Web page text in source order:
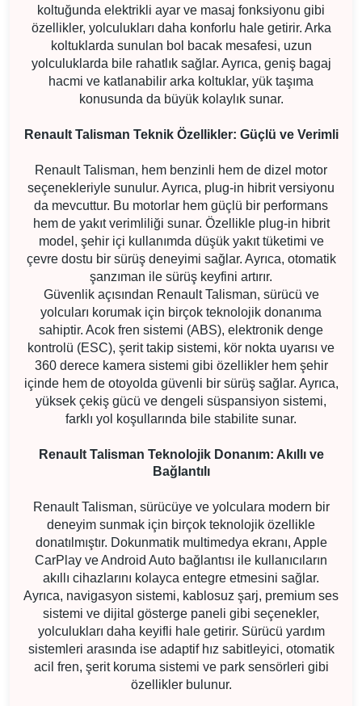
koltuğunda elektrikli ayar ve masaj fonksiyonu gibi
özellikler, yolculukları daha konforlu hale getirir. Arka
koltuklarda sunulan bol bacak mesafesi, uzun
yolculuklarda bile rahatlık sağlar. Ayrıca, geniş bagaj
hacmi ve katlanabilir arka koltuklar, yük taşıma
konusunda da büyük kolaylık sunar.
Renault Talisman Teknik Özellikler: Güçlü ve Verimli
Renault Talisman, hem benzinli hem de dizel motor
seçenekleriyle sunulur. Ayrıca, plug-in hibrit versiyonu
da mevcuttur. Bu motorlar hem güçlü bir performans
hem de yakıt verimliliği sunar. Özellikle plug-in hibrit
model, şehir içi kullanımda düşük yakıt tüketimi ve
çevre dostu bir sürüş deneyimi sağlar. Ayrıca, otomatik
şanzıman ile sürüş keyfini artırır.
Güvenlik açısından Renault Talisman, sürücü ve
yolcuları korumak için birçok teknolojik donanıma
sahiptir. Acok fren sistemi (ABS), elektronik denge
kontrolü (ESC), şerit takip sistemi, kör nokta uyarısı ve
360 derece kamera sistemi gibi özellikler hem şehir
içinde hem de otoyolda güvenli bir sürüş sağlar. Ayrıca,
yüksek çekiş gücü ve dengeli süspansiyon sistemi,
farklı yol koşullarında bile stabilite sunar.
Renault Talisman Teknolojik Donanım: Akıllı ve
Bağlantılı
Renault Talisman, sürücüye ve yolculara modern bir
deneyim sunmak için birçok teknolojik özellikle
donatılmıştır. Dokunmatik multimedya ekranı, Apple
CarPlay ve Android Auto bağlantısı ile kullanıcıların
akıllı cihazlarını kolayca entegre etmesini sağlar.
Ayrıca, navigasyon sistemi, kablosuz şarj, premium ses
sistemi ve dijital gösterge paneli gibi seçenekler,
yolculukları daha keyifli hale getirir. Sürücü yardım
sistemleri arasında ise adaptif hız sabitleyici, otomatik
acil fren, şerit koruma sistemi ve park sensörleri gibi
özellikler bulunur.